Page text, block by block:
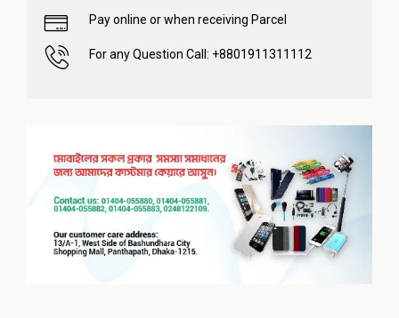
Pay online or when receiving Parcel
For any Question Call: +8801911311112